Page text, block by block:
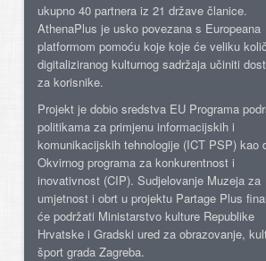
ukupno 40 partnera iz 21 države članice.
AthenaPlus je usko povezana s Europeana
platformom pomoću koje koje će veliku
digitaliziranog kulturnog sadržaja učiniti
za korisnike.
Projekt je dobio sredstva EU Programa
politikama za primjenu informacijskih i
komunikacijskih tehnologije (ICT PSP) kao
Okvirnog programa za konkurentnost i
inovativnost (CIP). Sudjelovanje Muzeja za
umjetnost i obrt u projektu Partage Plus
će podržati Ministarstvo kulture Republike
Hrvatske i Gradski ured za obrazovanje,
šport grada Zagreba.